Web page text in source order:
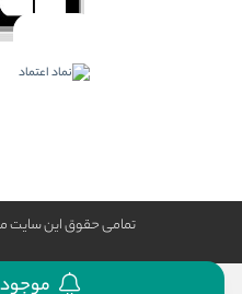
تمامی حقوق این سایت